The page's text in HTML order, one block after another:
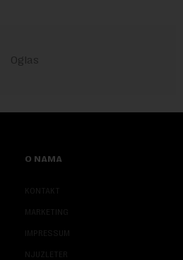
O NAMA
KONTAKT
MARKETING
IMPRESSUM
NJUZLETER